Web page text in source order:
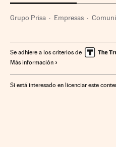
Grupo Prisa Empresas
Se adhiere a los criterios de
Más información
Si está interesado en licenciar este